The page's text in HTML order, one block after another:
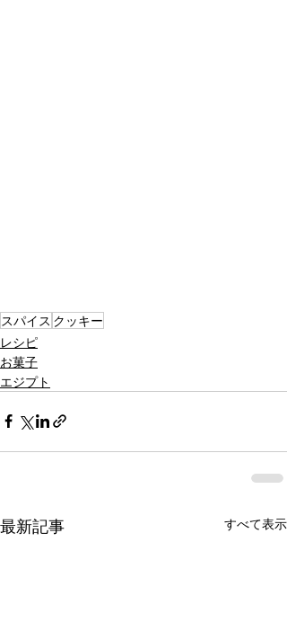
スパイス クッキー
レシピ
お菓子
エジプト
最新記事 すべて表示